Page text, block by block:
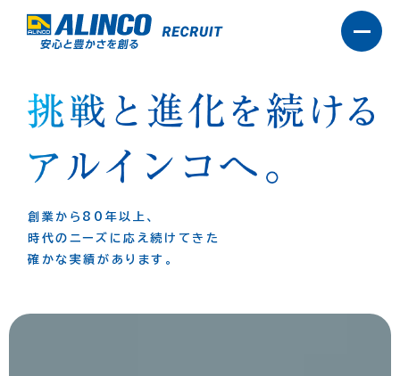
創業から80年以上、
時代のニーズに応え続けてきた
確かな実績があります。